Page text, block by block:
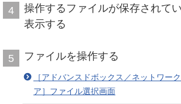
4
操作するファイルが保存されて
表示する
5 ファイルを操作する
［アドバンスドボックス／ネットワー
ア］ファイル選択画面